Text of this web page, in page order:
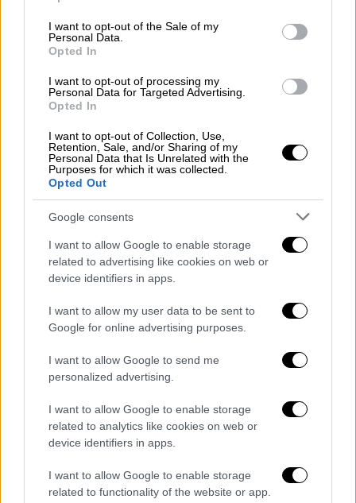
use your data for below specified purposes in below Google
consent section.
I want to opt-out of the Sale of my
Personal Data.
Opted In
I want to opt-out of processing my
Personal Data for Targeted Advertising.
Opted In
I want to opt-out of Collection, Use,
Retention, Sale, and/or Sharing of my
Personal Data that Is Unrelated with the
Purposes for which it was collected.
Opted Out
Google consents
I want to allow Google to enable storage
related to advertising like cookies on web or
device identifiers in apps.
I want to allow my user data to be sent to
Google for online advertising purposes.
I want to allow Google to send me
personalized advertising.
I want to allow Google to enable storage
related to analytics like cookies on web or
device identifiers in apps.
I want to allow Google to enable storage
related to functionality of the website or app.
Όσο για τις συνθήκες που επικρατούσαν στο
Χαρτούμ επεσήμανε:
φορτίσουμε κινητά, να βρούμε παγωμένο
νερό. Δεν είχαμε γεννήτριες, δεν είχαμε
φυσικό αέριο, τίποτα».
Σχετικά με την κόλαση του πολέμου, οι
αναφορές του νεαρού ήταν ανατριχιαστικές.
«Ηρθαν τα αεροπλάνα κι έριχναν βόμβες
παντού. Το σπίτι κουνιόταν, πίστευα ότι θα
πεθάνουμε όλοι μας» τόνισε, και, κλείνοντας,
έριξε μια για πάντα... μαύρη πέτρα πίσω του.
«Δεν θα γυρίσω ποτέ πίσω,
μείνετε μακριά από αυτήν τη χώρα
και να μην
ξαναπάτε ποτέ και για τίποτα…».
Σημειώνεται πως στο Ασουάν παραμένει ο
Υφυπουργός Εθνικής Άμυνας Νίκος
Χαρδαλιάς για συντονισμό και
παρακολούθηση της επιχείρησης
επαναπατρισμού των υπόλοιπων Ελλήνων σε
συνεχή επαφή με το Κέντρο Επιχειρήσεων
του ΓΕΕΘΑ, παραμένει στο Ασουάν.